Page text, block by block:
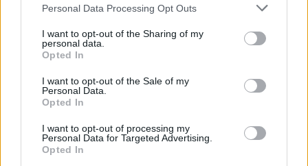
Personal Data Processing Opt Outs
I want to opt-out of the Sharing of my
personal data.
Opted In
I want to opt-out of the Sale of my
Personal Data.
Opted In
I want to opt-out of processing my
Personal Data for Targeted Advertising.
Opted In